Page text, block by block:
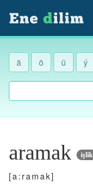
ä ö ü ý
aramak işlik
[a:ramak]